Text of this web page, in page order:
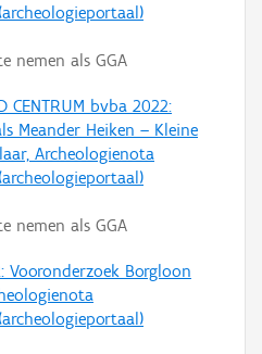
nemen als GGA
CENTRUM bvba 2022:
Meander Heiken – Kleine
Archeologienota
nemen als GGA
Vooronderzoek Borgloon